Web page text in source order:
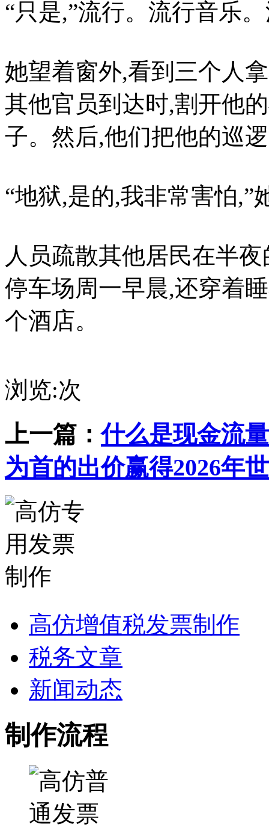
“只是,”流行。流行音乐
她望着窗外,看到三个人
其他官员到达时,割开他
子。然后,他们把他的巡
“地狱,是的,我非常害怕,”
人员疏散其他居民在半
停车场周一早晨,还穿着
个酒店。
浏览:次
上一篇：什么是现金流
为首的出价赢得2026年
高仿增值税发票制作
税务文章
新闻动态
制作流程